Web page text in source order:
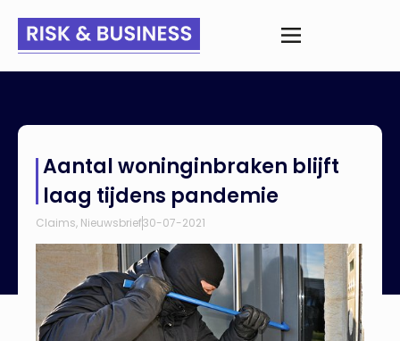
pandemie
Aantal woninginbraken blijft
laag tijdens pandemie
Claims, Nieuwsbrief30-07-2021